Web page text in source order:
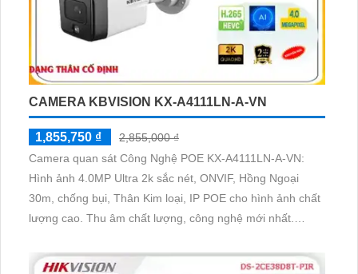
CAMERA KBVISION KX-A4111LN-A-VN
1,855,750 ₫
2,855,000 ₫
Camera quan sát Công Nghệ POE KX-A4111LN-A-VN:
Hình ảnh 4.0MP Ultra 2k sắc nét, ONVIF, Hồng Ngoại
30m, chống bụi, Thân Kim loại, IP POE cho hình ảnh chất
lượng cao. Thu âm chất lượng, công nghệ mới nhất.